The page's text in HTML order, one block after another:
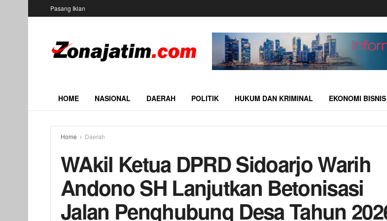
Pasang Iklan
HOME NASIONAL DAERAH POLITIK HUKUM DAN KRIMINAL EKONOMI BISNIS
Home Daerah
WAkil Ketua DPRD Sidoarjo Warih
Andono SH Lanjutkan Betonisasi
Jalan Penghubung Desa Tahun